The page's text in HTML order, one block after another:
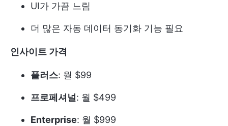
UI가 가끔 느림
더 많은 자동 데이터 동기화 기능 필요
인사이트 가격
플러스: 월 $99
프로페셔널: 월 $499
Enterprise: 월 $999